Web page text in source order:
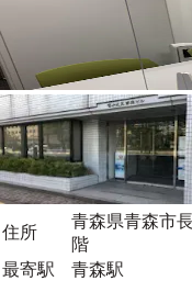
住所
青森県青森市
階
最寄駅
青森駅